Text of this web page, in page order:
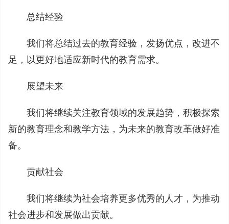
总结经验
我们将总结过去的教育经验，发扬优点，改进不
足，以更好地适应新时代的教育需求。
展望未来
我们将继续关注教育领域的发展趋势，积极探索
新的教育理念和教学方法，为未来的教育改革做好准
备。
贡献社会
我们将继续为社会培养更多优秀的人才，为推动
社会进步和发展做出贡献。